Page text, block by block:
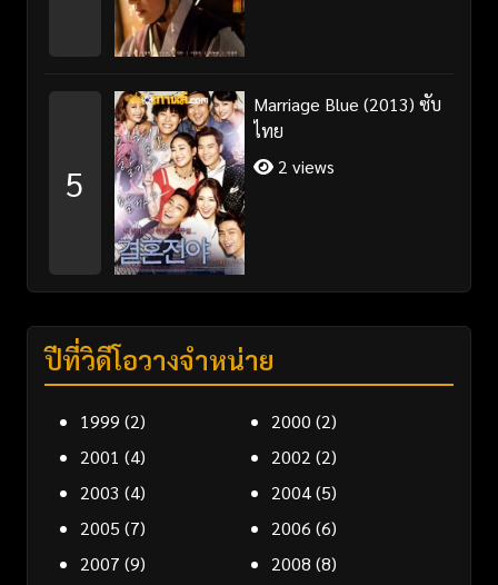
5
Marriage Blue (2013) ซับ
ไทย
2 views
ปีที่วิดีโอวางจำหน่าย
1999 (2) 2000 (2)
2001 (4) 2002 (2)
2003 (4) 2004(5)
2005 (7) 2006 (6)
2007 (9) 2008 (8)